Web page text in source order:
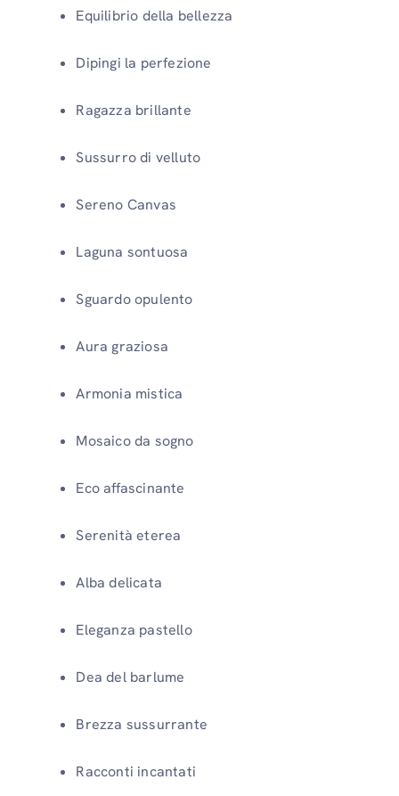
Equilibrio della bellezza
Dipingi la perfezione
Ragazza brillante
Sussurro di velluto
Sereno Canvas
Laguna sontuosa
Sguardo opulento
Aura graziosa
Armonia mistica
Mosaico da sogno
Eco affascinante
Serenità eterea
Alba delicata
Eleganza pastello
Dea del barlume
Brezza sussurrante
Racconti incantati